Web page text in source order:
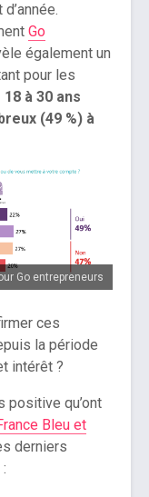
Go
également un
pour les
à 30 ans
(49 %) à
Go entrepreneurs
ces
la période
intérêt ?
positive qu’ont
Bleu et
derniers